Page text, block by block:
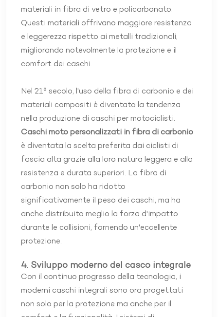
materiali in fibra di vetro e policarbonato.
Questi materiali offrivano maggiore resistenza
e leggerezza rispetto ai metalli tradizionali,
migliorando notevolmente la protezione e il
comfort dei caschi.
Nel 21° secolo, l'uso della fibra di carbonio e dei
materiali compositi è diventato la tendenza
nella produzione di caschi per motociclisti.
Caschi moto personalizzati in fibra di carbonio
è diventata la scelta preferita dai ciclisti di
fascia alta grazie alla loro natura leggera e alla
resistenza e durata superiori. La fibra di
carbonio non solo ha ridotto
significativamente il peso dei caschi, ma ha
anche distribuito meglio la forza d'impatto
durante le collisioni, fornendo un'eccellente
protezione.
4. Sviluppo moderno del casco integrale
Con il continuo progresso della tecnologia, i
moderni caschi integrali sono ora progettati
non solo per la protezione ma anche per il